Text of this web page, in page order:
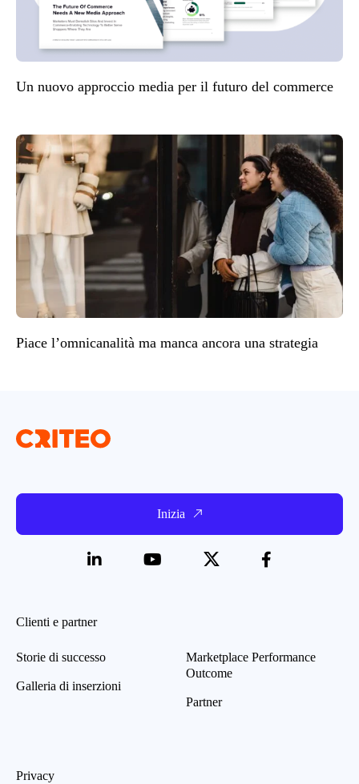
Un nuovo approccio media per il futuro del commerce
Piace l’omnicanalità ma manca ancora una strategia
Inizia
Clienti e partner
Storie di successo
Galleria di inserzioni
Marketplace Performance
Outcome
Partner
Privacy